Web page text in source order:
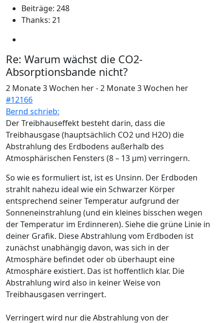
Beiträge: 248
Thanks: 21
Re: Warum wächst die CO2-
Absorptionsbande nicht?
2 Monate 3 Wochen her-2 Monate 3 Wochen her
#12166
Bernd schrieb:
Der Treibhauseffekt besteht darin, dass die
Treibhausgase (hauptsächlich CO2 und H2O) die
Abstrahlung des Erdbodens außerhalb des
Atmosphärischen Fensters (8 – 13 µm) verringern.
So wie es formuliert ist, ist es Unsinn. Der Erdboden
strahlt nahezu ideal wie ein Schwarzer Körper
entsprechend seiner Temperatur aufgrund der
Sonneneinstrahlung (und ein kleines bisschen wegen
der Temperatur im Erdinneren). Siehe die grüne Linie in
deiner Grafik. Diese Abstrahlung vom Erdboden ist
zunächst unabhängig davon, was sich in der
Atmosphäre befindet oder ob überhaupt eine
Atmosphäre existiert. Das ist hoffentlich klar. Die
Abstrahlung wird also in keiner Weise von
Treibhausgasen verringert.
Verringert wird nur die Abstrahlung von der